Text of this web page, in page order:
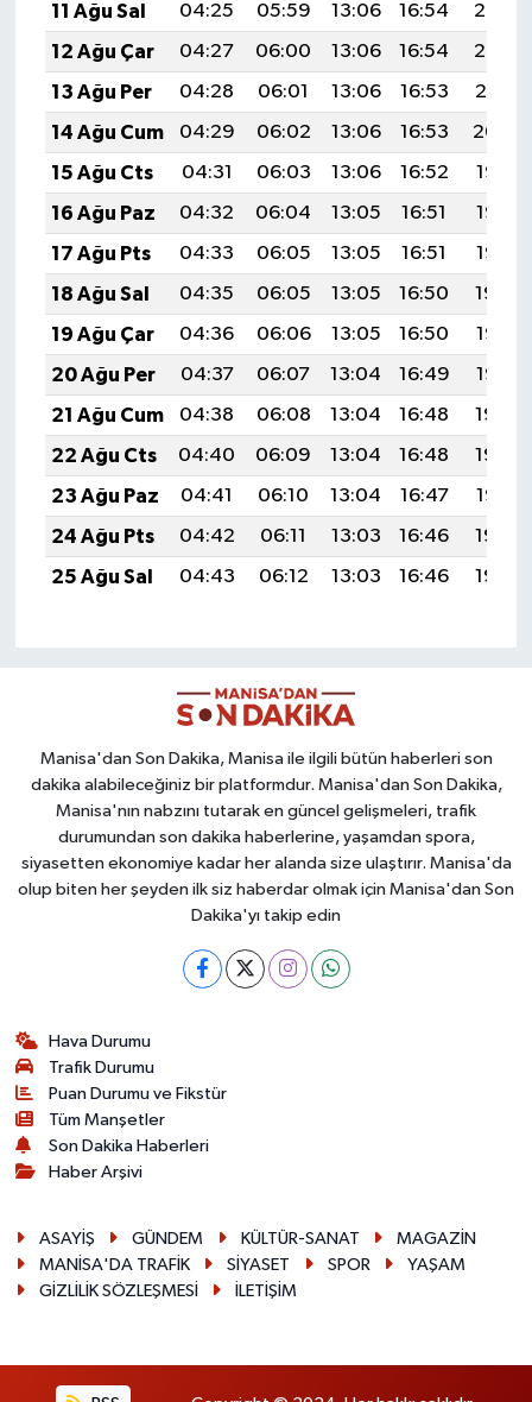
11 Ağu Sal
04:25 05:59 13:06 16:54
20:03
12 Ağu Çar
04:27 06:00 13:06 16:54
20:02
13 Ağu Per
04:28 06:01 13:06 16:53
20:01
14 Ağu Cum
04:29 06:02 13:06 16:53
20:00
15 Ağu Cts
04:31 06:03 13:06 16:52
19:58
16 Ağu Paz
04:32 06:04 13:05 16:51
19:57
17 Ağu Pts
04:33 06:05 13:05 16:51
19:56
18 Ağu Sal
04:35 06:05 13:05 16:50
19:54
19 Ağu Çar
04:36 06:06 13:05 16:50
19:53
20 Ağu Per
04:37 06:07 13:04 16:49
19:52
21 Ağu Cum
04:38 06:08 13:04 16:48
19:50
22 Ağu Cts
04:40 06:09 13:04 16:48
19:49
23 Ağu Paz
04:41 06:10 13:04 16:47
19:47
24 Ağu Pts
04:42 06:11 13:03 16:46
19:46
25 Ağu Sal
04:43 06:12 13:03 16:46 19:45
Manisa'dan Son Dakika, Manisa ile ilgili bütün haberleri son
dakika alabileceğiniz bir platformdur. Manisa'dan Son Dakika,
Manisa'nın nabzını tutarak en güncel gelişmeleri, trafik
durumundan son dakika haberlerine, yaşamdan spora,
siyasetten ekonomiye kadar her alanda size ulaştırır. Manisa'da
olup biten her şeyden ilk siz haberdar olmak için Manisa'dan Son
Dakika'yı takip edin
Hava Durumu
Trafik Durumu
Puan Durumu ve Fikstür
Tüm Manşetler
Son Dakika Haberleri
Haber Arşivi
ASAYİŞ GÜNDEM KÜLTÜR-SANAT
MAGAZİN
MANİSA'DA TRAFİK
SİYASET SPOR
YAŞAM
GİZLİLİK SÖZLEŞMESİ
İLETİŞİM